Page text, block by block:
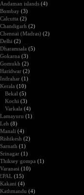
Andaman islands (4)
Bombay (3)
Calcutta (2)
Chandigarh (2)
Chennai (Madras) (2)
Delhi (2)
Dharamsala (5)
Gokarna (3)
Gomukh (2)
Haridwar (2)
Indrahar (1)
Kerala (10)
Bekal (5)
Kochi (3)
Varkala (4)
Lamayuru (1)
Leh (8)
Manali (4)
Rishikesh (2)
Sarnath (1)
Srinagar (1)
Thiksey gompa (1)
Varanasi (10)
(15)
Kakani (4)
Kathmandu (4)